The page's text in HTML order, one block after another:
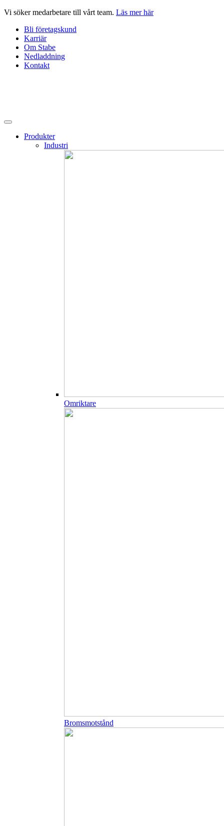
Hoppa
innehåll
Vi söker medarbetare till vårt team. Läs mer här
Bli företagskund
Karriär
Om Stabe
Nedladdning
Kontakt
Produkter
Industri
Omriktare
Bromsmotstånd